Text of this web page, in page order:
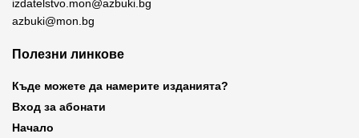
izdatelstvo.mon@azbuki.bg
azbuki@mon.bg
Полезни линкове
Къде можете да намерите изданията?
Вход за абонати
Начало